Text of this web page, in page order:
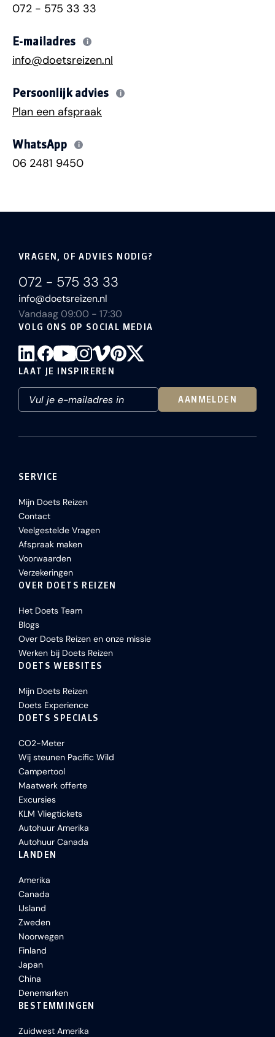
072 - 575 33 33
E-mailadres i
info@doetsreizen.nl
Persoonlijk advies i
Plan een afspraak
WhatsApp i
06 2481 9450
VRAGEN, OF ADVIES NODIG?
072 - 575 33 33
info@doetsreizen.nl
Vandaag 09:00 - 17:30
VOLG ONS OP SOCIAL MEDIA
LAAT JE INSPIREREN
AANMELDEN
SERVICE
Mijn Doets Reizen
Contact
Veelgestelde Vragen
Afspraak maken
Voorwaarden
Verzekeringen
OVER DOETS REIZEN
Het Doets Team
Blogs
Over Doets Reizen en onze missie
Werken bij Doets Reizen
DOETS WEBSITES
Mijn Doets Reizen
Doets Experience
DOETS SPECIALS
CO2-Meter
Wij steunen Pacific Wild
Campertool
Maatwerk offerte
Excursies
KLM Vliegtickets
Autohuur Amerika
Autohuur Canada
LANDEN
Amerika
Canada
IJsland
Zweden
Noorwegen
Finland
Japan
China
Denemarken
BESTEMMINGEN
Zuidwest Amerika